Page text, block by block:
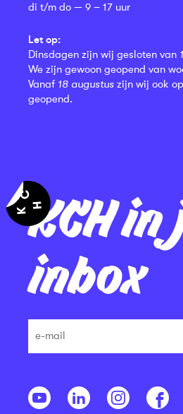
KCH in
inbox
di t/m do — 9 – 17 uur
Let op:
Dinsdagen zijn wij gesloten van
We zijn gewoon geopend van
Vanaf 18 augustus zijn wij ook
geopend.